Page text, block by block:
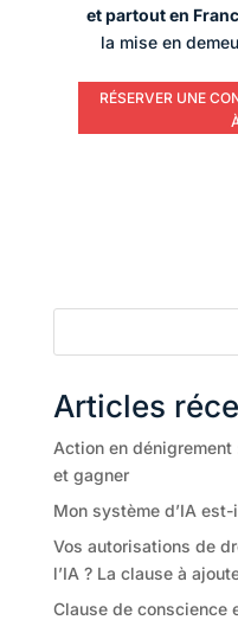
et partout en
la mise en
RÉSERVER UNE
Articles
Action en
et gagner
Mon système d’IA
Vos autorisations de
l’IA ? La clause à
Clause de conscience